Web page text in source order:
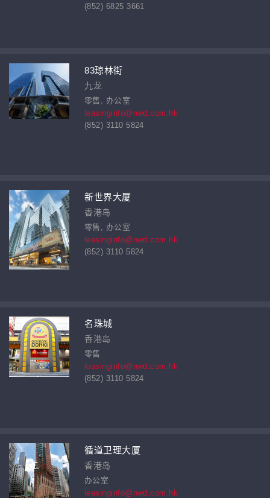
(852) 6825 3661
83琼林街
九龙
零售, 办公室
leasinginfo@nwd.com.hk
(852) 3110 5824
新世界大厦
香港岛
零售, 办公室
leasinginfo@nwd.com.hk
(852) 3110 5824
名珠城
香港岛
零售
leasinginfo@nwd.com.hk
(852) 3110 5824
循道卫理大厦
香港岛
办公室
leasinginfo@nwd.com.hk